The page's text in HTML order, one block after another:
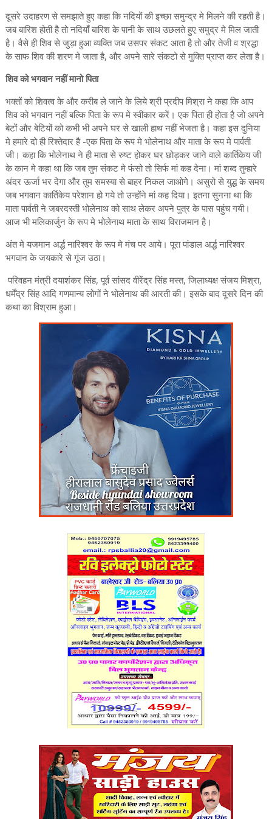
दूसरे उदाहरण से समझाते हुए कहा कि नदियों की इच्छा समुन्द्र मे मिलने की रहती है।
जब बारिश होती है तो नदियाँ बारिश के पानी के साथ उछलते हुए समुद्र मे मिल जाती
है। वैसे ही शिव से जुड़ा हुआ व्यक्ति जब उसपर संकट आता है तो और तेजी व श्रद्धा
के साफ शिव की शरण मे जाता है, और अपने सारे संकटो से मुक्ति प्राप्त कर लेता है।
शिव को भगवान नहीं मानो पिता
भक्तों को शिवत्व के और करीब ले जाने के लिये श्री प्रदीप मिश्रा ने कहा कि आप
शिव को भगवान नहीं बल्कि पिता के रूप मे स्वीकार करें। एक पिता ही होता है जो अपने
बेटों और बेटियों को कभी भी अपने घर से खाली हाथ नहीं भेजता है। कहा इस दुनिया
मे हमारे दो ही रिश्तेदार है -एक पिता के रूप मे भोलेनाथ और माता के रूप मे पार्वती
जी। कहा कि भोलेनाथ ने ही माता से रुष्ट होकर घर छोड़कर जाने वाले कार्तिकेय जी
के कान मे कहा था कि जब तुम संकट मे फंसो तो सिर्फ मां कह देना। मां शब्द तुम्हारे
अंदर ऊर्जा भर देगा और तुम समस्या से बाहर निकल जाओगे। असुरो से युद्ध के समय
जब भगवान कार्तिकेय परेशान हो गये तो उन्होंने मां कह दिया। इतना सुनना था कि
माता पार्वती ने जबरदस्ती भोलेनाथ को साथ लेकर अपने पुत्र के पास पहुंच गयी।
आज भी मलिकार्जुन के रूप मे भोलेनाथ माता के साथ विराजमान है।
अंत मे यजमान अर्द्ध नारिश्वर के रूप मे मंच पर आये। पूरा पांडाल अर्द्ध नारिश्वर
भगवान के जयकारे से गूंज उठा।
परिवहन मंत्री दयाशंकर सिंह, पूर्व सांसद वीरेंद्र सिंह मस्त, जिलाध्यक्ष संजय मिश्रा,
धर्मेंद्र सिंह आदि गणमान्य लोगों ने भोलेनाथ की आरती की। इसके बाद दूसरे दिन की
कथा का विश्राम हुआ।